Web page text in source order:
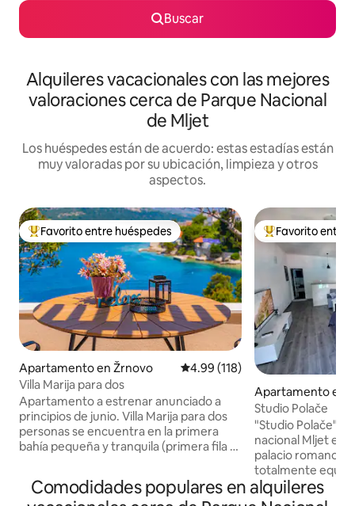
Buscar
Alquileres vacacionales con las mejores
valoraciones cerca de Parque Nacional
de Mljet
Los huéspedes están de acuerdo: estas estadías están
muy valoradas por su ubicación, limpieza y otros
aspectos.
Favorito entre huéspedes preferido
Favorito entre huéspedes
Apartamento en Žrnovo Calificación promedio: 4.99 de
4.99 (118)
Villa Marija para dos
Apartamento a estrenar anunciado a
principios de junio. Villa Marija para dos
personas se encuentra en la primera
bahía pequeña y tranquila (primera fila al
antiguo de Korcula, por lo que la
distancia a pie al casco antiguo de
Favorito entre
Favorito entre
Apartamento en
Studio Polače
"Studio Polače"
nacional Mljet en
palacio romano, a
totalmente
Cerca hay
restaurantes,
Comodidades populares en alquileres